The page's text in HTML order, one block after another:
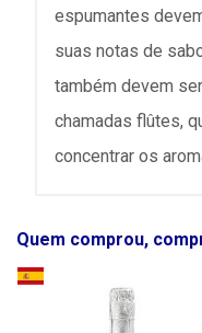
espumantes
suas notas de
também devem
chamadas flûtes,
concentrar os
Quem comprou,